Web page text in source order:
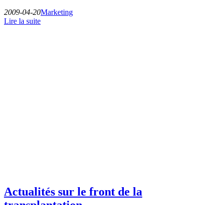
2009-04-20Marketing
Lire la suite
Actualités sur le front de la